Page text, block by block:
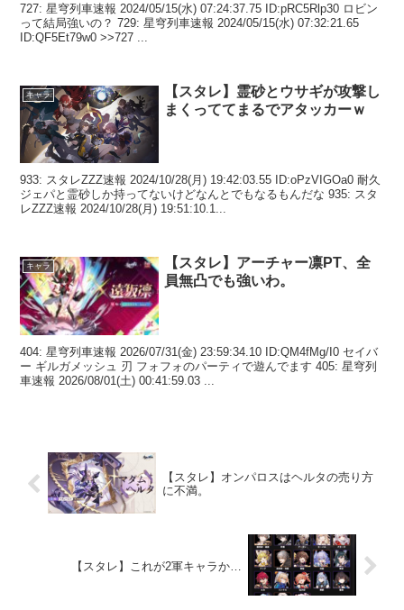
727: 星穹列車速報 2024/05/15(水) 07:24:37.75 ID:pRC5Rlp30 ロビン
って結局強いの？ 729: 星穹列車速報 2024/05/15(水) 07:32:21.65
ID:QF5Et79w0 >>727 ...
キャラ
【スタレ】霊砂とウサギが攻撃し
まくっててまるでアタッカーｗ
933: スタレZZZ速報 2024/10/28(月) 19:42:03.55 ID:oPzVIGOa0 耐久
ジェパと霊砂しか持ってないけどなんとでもなるもんだな 935: スタ
レZZZ速報 2024/10/28(月) 19:51:10.1...
キャラ
【スタレ】アーチャー凛PT、全
員無凸でも強いわ。
404: 星穹列車速報 2026/07/31(金) 23:59:34.10 ID:QM4fMg/I0 セイバ
ー ギルガメッシュ 刃 フォフォのパーティで遊んでます 405: 星穹列
車速報 2026/08/01(土) 00:41:59.03 ...
【スタレ】オンパロスはヘルタの売り方
に不満。
【スタレ】これが2軍キャラか…